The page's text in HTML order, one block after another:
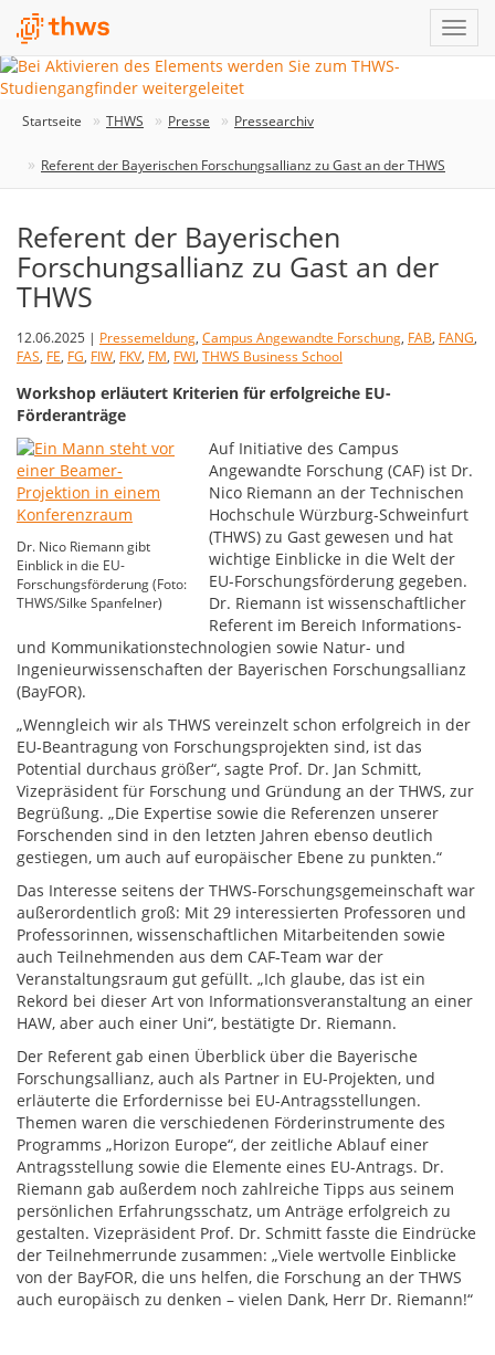
Startseite THWS Presse Pressearchiv
Referent der Bayerischen Forschungsallianz zu Gast an der THWS
Referent der Bayerischen
Forschungsallianz zu Gast an der
THWS
12.06.2025 | Pressemeldung, Campus Angewandte Forschung, FAB, FANG,
FAS, FE, FG, FIW, FKV, FM, FWI, THWS Business School
Workshop erläutert Kriterien für erfolgreiche EU-
Förderanträge
Dr. Nico Riemann gibt
Einblick in die EU-
Forschungsförderung (Foto:
THWS/Silke Spanfelner)
Auf Initiative des Campus
Angewandte Forschung (CAF) ist Dr.
Nico Riemann an der Technischen
Hochschule Würzburg-Schweinfurt
(THWS) zu Gast gewesen und hat
wichtige Einblicke in die Welt der
EU-Forschungsförderung gegeben.
Dr. Riemann ist wissenschaftlicher
Referent im Bereich Informations-
und Kommunikationstechnologien sowie Natur- und
Ingenieurwissenschaften der Bayerischen Forschungsallianz
(BayFOR).
„Wenngleich wir als THWS vereinzelt schon erfolgreich in der
EU-Beantragung von Forschungsprojekten sind, ist das
Potential durchaus größer“, sagte Prof. Dr. Jan Schmitt,
Vizepräsident für Forschung und Gründung an der THWS, zur
Begrüßung. „Die Expertise sowie die Referenzen unserer
Forschenden sind in den letzten Jahren ebenso deutlich
gestiegen, um auch auf europäischer Ebene zu punkten.“
Das Interesse seitens der THWS-Forschungsgemeinschaft war
außerordentlich groß: Mit 29 interessierten Professoren und
Professorinnen, wissenschaftlichen Mitarbeitenden sowie
auch Teilnehmenden aus dem CAF-Team war der
Veranstaltungsraum gut gefüllt. „Ich glaube, das ist ein
Rekord bei dieser Art von Informationsveranstaltung an einer
HAW, aber auch einer Uni“, bestätigte Dr. Riemann.
Der Referent gab einen Überblick über die Bayerische
Forschungsallianz, auch als Partner in EU-Projekten, und
erläuterte die Erfordernisse bei EU-Antragsstellungen.
Themen waren die verschiedenen Förderinstrumente des
Programms „Horizon Europe“, der zeitliche Ablauf einer
Antragsstellung sowie die Elemente eines EU-Antrags. Dr.
Riemann gab außerdem noch zahlreiche Tipps aus seinem
persönlichen Erfahrungsschatz, um Anträge erfolgreich zu
gestalten. Vizepräsident Prof. Dr. Schmitt fasste die Eindrücke
der Teilnehmerrunde zusammen: „Viele wertvolle Einblicke
von der BayFOR, die uns helfen, die Forschung an der THWS
auch europäisch zu denken – vielen Dank, Herr Dr. Riemann!“